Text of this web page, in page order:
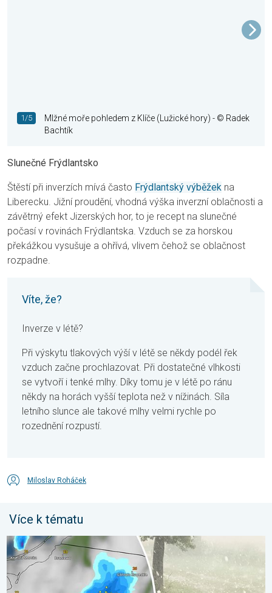
1/5 Mlžné moře pohledem z Klíče (Lužické hory) - © Radek
Bachtík
Slunečné Frýdlantsko
Štěstí při inverzích mívá často Frýdlantský výběžek na
Liberecku. Jižní proudění, vhodná výška inverzní oblačnosti a
závětrný efekt Jizerských hor, to je recept na slunečné
počasí v rovinách Frýdlantska. Vzduch se za horskou
překážkou vysušuje a ohřívá, vlivem čehož se oblačnost
rozpadne.
Víte, že?
Inverze v létě?
Při výskytu tlakových výší v létě se někdy podél řek
vzduch začne prochlazovat. Při dostatečné vlhkosti
se vytvoří i tenké mlhy. Díky tomu je v létě po ránu
někdy na horách vyšší teplota než v nížinách. Síla
letního slunce ale takové mlhy velmi rychle po
rozednění rozpustí.
Miloslav Roháček
Více k tématu
V Polsku padaly obří kroupy. Supercelární bouře. . . pátek 7.